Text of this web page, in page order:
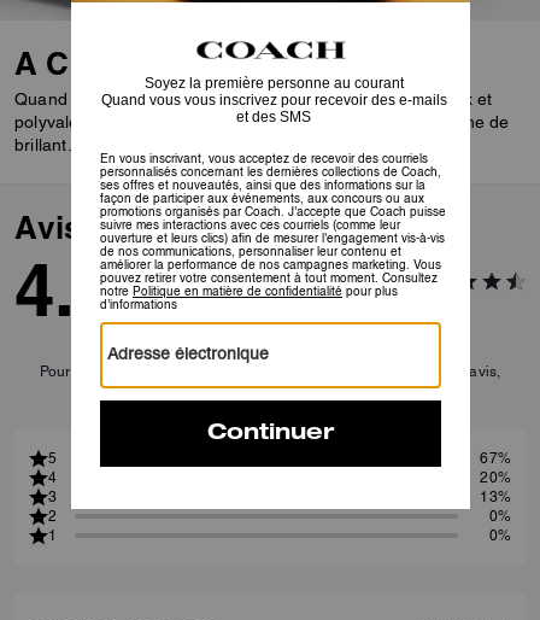
A Closer Look
Quand le style décontracté rencontre le style habillé. Doux et
polyvalent, notre cuir galet poli est agrémenté d’une couche de
brillant.
Avis
4.5
Pour plus d’informations sur la manière dont nous vérifions nos avis,
cliquezici.
5
67%
4
20%
3
13%
2
0%
1
0%